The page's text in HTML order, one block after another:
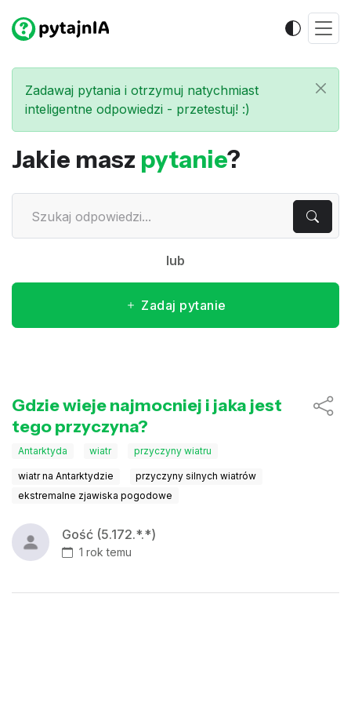
Zadawaj pytania i otrzymuj natychmiast
inteligentne odpowiedzi - przetestuj! :)
Jakie masz pytanie?
lub
Zadaj pytanie
Gdzie wieje najmocniej i jaka jest
tego przyczyna?
Antarktyda wiatr przyczyny wiatru
wiatr na Antarktydzie
przyczyny silnych wiatrów
ekstremalne zjawiska pogodowe
Gość (5.172.*.*)
1 rok temu